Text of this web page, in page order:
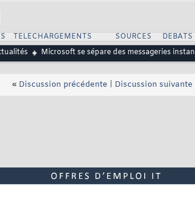
TELECHARGEMENTS SOURCES DEBATS
Microsoft se sépare des messageries
« Discussion précédente Discussion suivante